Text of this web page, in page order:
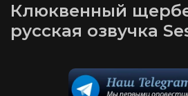
Клюквенный
русская озвучка